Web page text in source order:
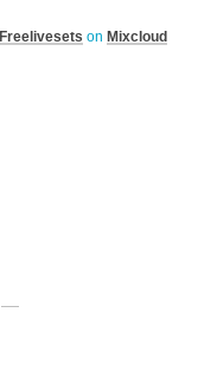
Freelivesets on Mixcloud